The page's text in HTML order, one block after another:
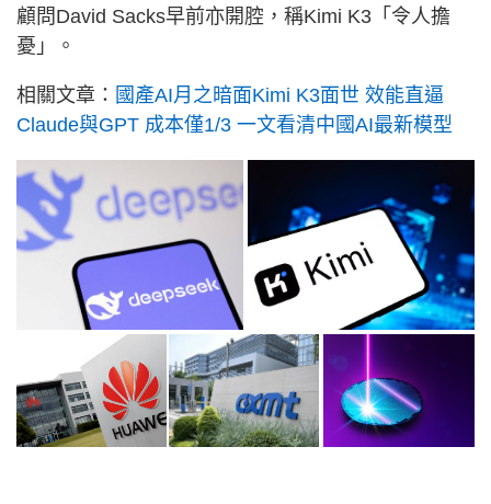
顧問David Sacks早前亦開腔，稱Kimi K3「令人擔
憂」。
相關文章： 國產AI月之暗面Kimi K3面世 效能直逼
Claude與GPT 成本僅1/3 一文看清中國AI最新模型